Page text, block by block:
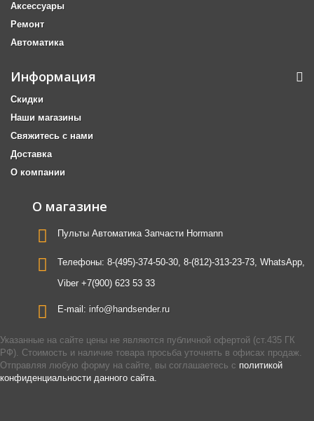
Аксессуары
Ремонт
Автоматика
Информация
Скидки
Наши магазины
Свяжитесь с нами
Доставка
О компании
О магазине
Пульты Автоматика Запчасти Hormann
Телефоны: 8-(495)-374-50-30, 8-(812)-313-23-73, WhatsApp,
Viber +7(900) 623 53 33
E-mail: info@handsender.ru
Указанные на сайте цены не являются публичной офертой (ст.435 ГК
РФ). Стоимость и наличие товара просьба уточнять в офисах продаж.
Отправляя любую форму на сайте, вы соглашаетесь с политикой
конфиденциальности данного сайта.